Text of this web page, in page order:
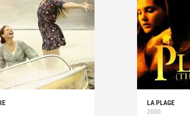
LA PLAGE
2000